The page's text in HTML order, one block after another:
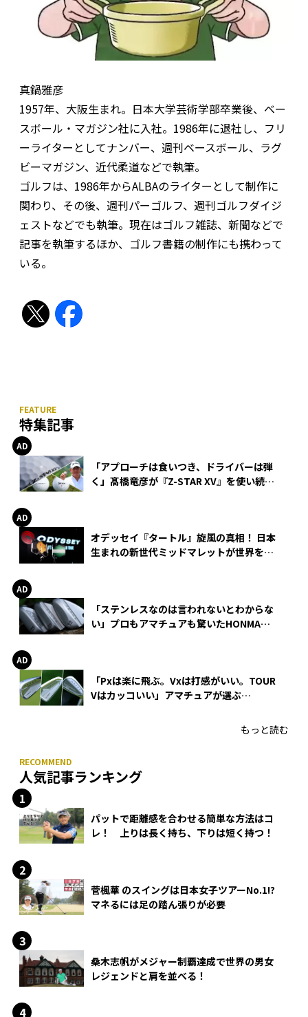
真鍋雅彦
1957年、大阪生まれ。日本大学芸術学部卒業後、ベー
スボール・マガジン社に入社。1986年に退社し、フリ
ーライターとしてナンバー、週刊ベースボール、ラグ
ビーマガジン、近代柔道などで執筆。
ゴルフは、1986年からALBAのライターとして制作に
関わり、その後、週刊パーゴルフ、週刊ゴルフダイジ
ェストなどでも執筆。現在はゴルフ雑誌、新聞などで
記事を執筆するほか、ゴルフ書籍の制作にも携わって
いる。
特集記事
「アプローチは食いつき、ドライバーは弾
く」髙橋竜彦が『Z-STAR XV』を使い続け
オデッセイ『タートル』旋風の真相！ 日本
生まれの新世代ミッドマレットが世界を席
「ステンレスなのは言われないとわからな
い」プロもアマチュアも驚いたHONMA
「Pxは楽に飛ぶ。Vxは打感がいい。TOUR
Vはカッコいい」アマチュアが選ぶ
もっと読む
人気記事ランキング
パットで距離感を合わせる簡単な方法はコ
レ！ 上りは長く持ち、下りは短く持つ！
菅楓華 のスイングは日本女子ツアーNo.1!?
マネるには足の踏ん張りが必要
桑木志帆がメジャー制覇達成で世界の男女
レジェンドと肩を並べる！